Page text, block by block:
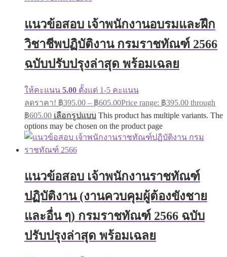
แนวข้อสอบ เจ้าพนักงานอบรมและฝึก
วิชาชีพปฏิบัติงาน กรมราชทัณฑ์ 2566
ฉบับปรับปรุงล่าสุด พร้อมเฉลย
ให้คะแนน 5.00 ตั้งแต่ 1-5 คะแนน
ลดราคา! ฿395.00 – ฿605.00Price range: ฿395.00 through
฿605.00 เลือกรูปแบบ This product has multiple variants. The
options may be chosen on the product page
แนวข้อสอบ เจ้าพนักงานราชทัณฑ์
ปฏิบัติงาน (งานควบคุมผู้ต้องขังชาย
และอื่น ๆ) กรมราชทัณฑ์ 2566 ฉบับ
ปรับปรุงล่าสุด พร้อมเฉลย